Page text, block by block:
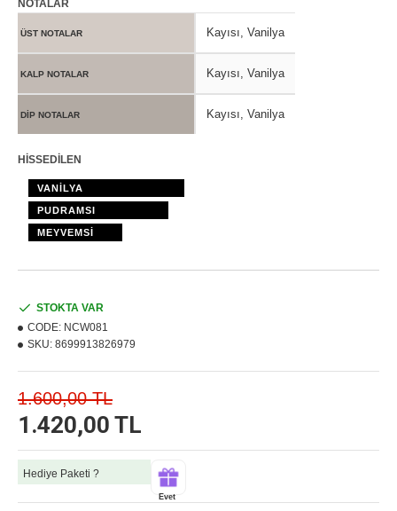
NOTALAR
ÜST NOTALAR Kayısı, Vanilya
KALP NOTALAR Kayısı, Vanilya
DİP NOTALAR Kayısı, Vanilya
HİSSEDİLEN
VANİLYA
PUDRAMSI
MEYVEMSİ
1.420,00 TL
1.600,00 TL
STOKTA VAR
CODE: NCW081
SKU: 8699913826979
Hediye Paketi ?
Evet